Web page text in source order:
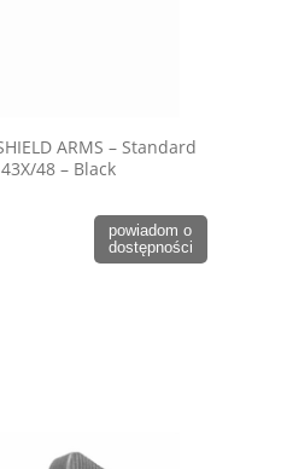
ARMS – Standard
48 – Black
powiadom o
dostępności